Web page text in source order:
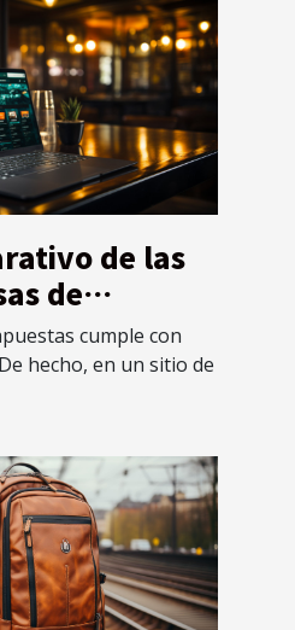
de las
de
cumple con
hecho, en un sitio de